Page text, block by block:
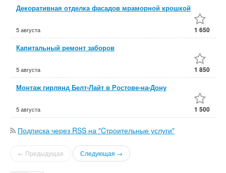
Декоративная отделка фасадов мраморной крошкой
5 августа 1 650
Капитальный ремонт заборов
5 августа 1 850
Монтаж гирлянд Белт-Лайт в Ростове-на-Дону
5 августа 1 500
Подписка через RSS на "Cтроительные услуги"
← Предыдущая Следующая →